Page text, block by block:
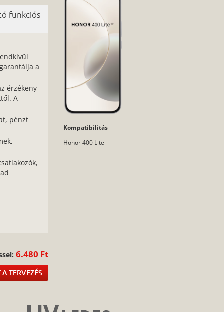
funkciós
a
érzékeny
A
pénzt
6.480 Ft
TERVEZÉS
Kompatibilitás
Honor 400 Lite